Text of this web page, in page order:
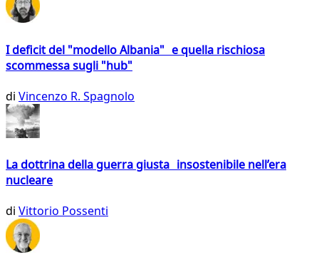
I deficit del "modello Albania" e quella rischiosa
scommessa sugli "hub"
di Vincenzo R. Spagnolo
La dottrina della guerra giusta insostenibile nell’era
nucleare
di Vittorio Possenti